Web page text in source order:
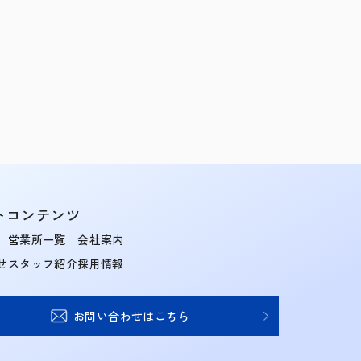
コンテンツ
営業所一覧
スタッフ紹介
会社案内
採用情報
お問い合わせはこちら